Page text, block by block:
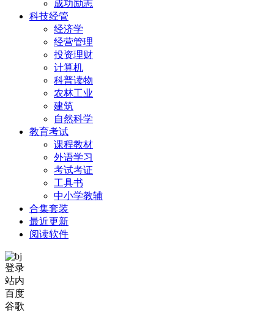
成功励志
科技经管
经济学
经营管理
投资理财
计算机
科普读物
农林工业
建筑
自然科学
教育考试
课程教材
外语学习
考试考证
工具书
中小学教辅
合集套装
最近更新
阅读软件
登录
站内
百度
谷歌